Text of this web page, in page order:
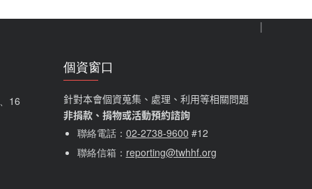
16
個資窗口
針對本會個資蒐集、處理、利用等相關問題
非捐款、捐物或活動預約諮詢
聯絡電話： 02-2738-9600 #12
聯絡信箱： reporting@twhhf.org